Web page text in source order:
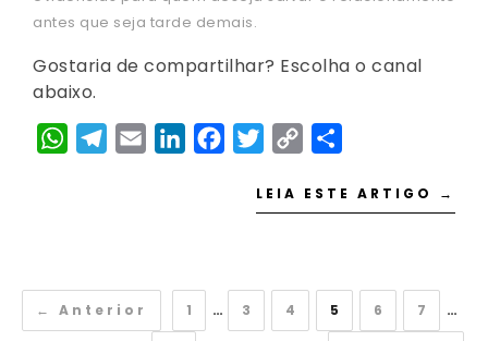
antes que seja tarde demais.
Gostaria de compartilhar? Escolha o canal
abaixo.
WhatsApp
Telegram
Email LinkedInFacebookTwitter
Copy
LEIA ESTE ARTIGO →
← Anterior 1 … 3 4 5 6 7 …